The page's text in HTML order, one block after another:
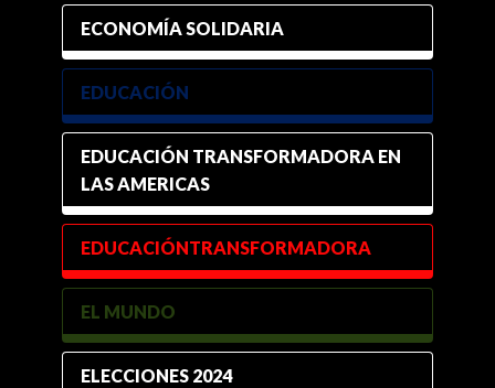
ECONOMÍA SOLIDARIA
EDUCACIÓN
EDUCACIÓN TRANSFORMADORA EN
LAS AMERICAS
EDUCACIÓNTRANSFORMADORA
EL MUNDO
ELECCIONES 2024